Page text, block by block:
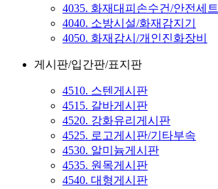
4035. 화재대피손수건/안전세트
4040. 소방시설/화재감지기
4050. 화재감시/개인진화장비
게시판/입간판/표지판
4510. 스텐게시판
4515. 갈바게시판
4520. 강화유리게시판
4525. 로고게시판/기타부속
4530. 알미늄게시판
4535. 원목게시판
4540. 대형게시판